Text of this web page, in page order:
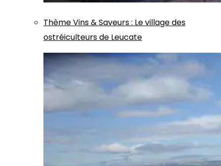
ThèmeVins & Saveurs: Le village des
ostréiculteurs de Leucate